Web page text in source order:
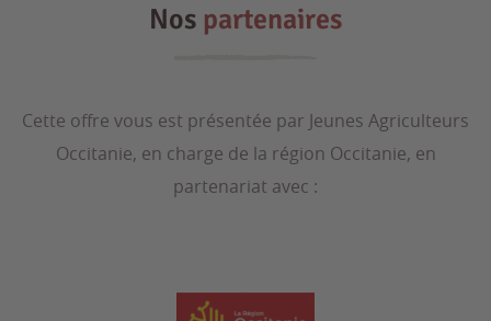
Nos partenaires
Cette offre vous est présentée par Jeunes Agriculteurs
Occitanie, en charge de la région Occitanie, en
partenariat avec :